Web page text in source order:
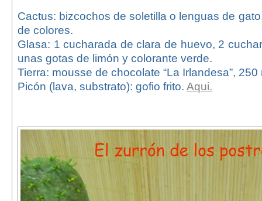
Cactus: bizcochos de soletilla o lenguas de
de colores.
Glasa: 1 cucharada de clara de huevo, 2
unas gotas de limón y colorante verde.
Tierra: mousse de chocolate “La Irlandesa”,
Picón (lava, substrato): gofio frito. Aqui.